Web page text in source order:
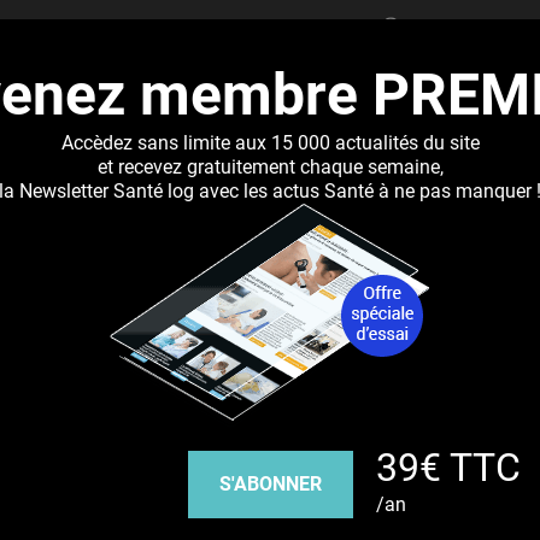
Jump to navigation
RECHERCHER
Youbute
membre
Accèdez sans limite aux 15 000 actualités du site
et recevez gratuitement chaque semaine,
la Newsletter Santé log avec les actus Santé à ne pas manquer !
S'ABONNER 39€ TTC
/an